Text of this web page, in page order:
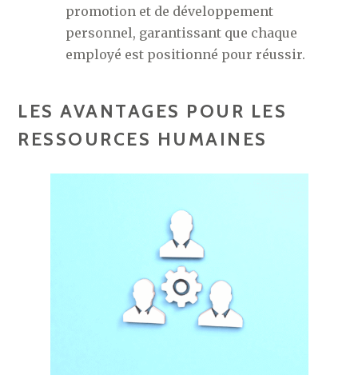
promotion et de développement
personnel, garantissant que chaque
employé est positionné pour réussir.
LES AVANTAGES POUR LES
RESSOURCES HUMAINES